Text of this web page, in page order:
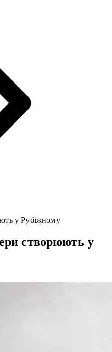
у Рубіжному
створюють у